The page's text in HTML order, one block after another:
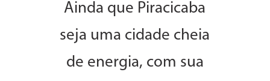
Ainda que Piracicaba
seja uma cidade cheia
de energia, com sua